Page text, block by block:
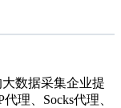
数据采集企业提
理、Socks代理、